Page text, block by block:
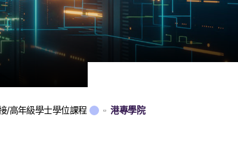
/高年級學士學位課程 港專學院